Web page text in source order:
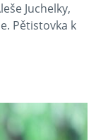
Juchelky,
Pětistovka k